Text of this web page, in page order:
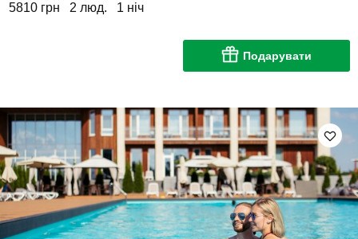
5810 грн 2 люд. 1 ніч
Подарувати